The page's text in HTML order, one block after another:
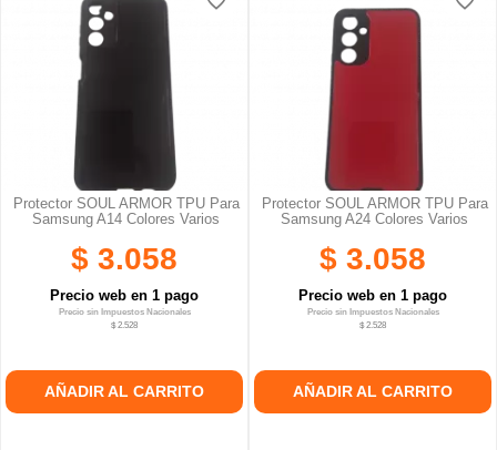
Protector SOUL ARMOR TPU Para
Samsung A14 Colores Varios
$ 3.058
Precio web en 1 pago
Precio sin Impuestos Nacionales
$ 2.528
AÑADIR AL CARRITO
Protector SOUL ARMOR TPU Para
Samsung A24 Colores Varios
$ 3.058
Precio web en 1 pago
Precio sin Impuestos Nacionales
$ 2.528
AÑADIR AL CARRITO